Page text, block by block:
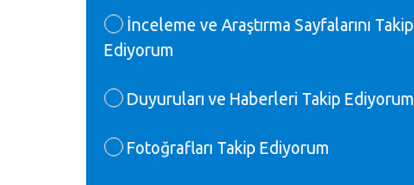
♪
yıllarımda özel radyo yayıncılığı
ödülüne layık görülmüştüm evde yıllar
İnceleme ve Araştırma Sayfalarını Takip
Ediyorum
Duyuruları ve Haberleri Takip Ediyorum
Fotoğrafları Takip Ediyorum